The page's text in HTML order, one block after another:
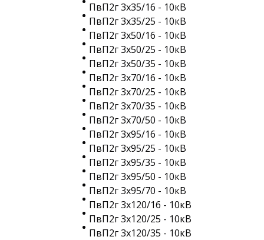
ПвП2г 3х35/16 - 10кВ
ПвП2г 3х35/25 - 10кВ
ПвП2г 3х50/16 - 10кВ
ПвП2г 3х50/25 - 10кВ
ПвП2г 3х50/35 - 10кВ
ПвП2г 3х70/16 - 10кВ
ПвП2г 3х70/25 - 10кВ
ПвП2г 3х70/35 - 10кВ
ПвП2г 3х70/50 - 10кВ
ПвП2г 3х95/16 - 10кВ
ПвП2г 3х95/25 - 10кВ
ПвП2г 3х95/35 - 10кВ
ПвП2г 3х95/50 - 10кВ
ПвП2г 3х95/70 - 10кВ
ПвП2г 3х120/16 - 10кВ
ПвП2г 3х120/25 - 10кВ
ПвП2г 3х120/35 - 10кВ